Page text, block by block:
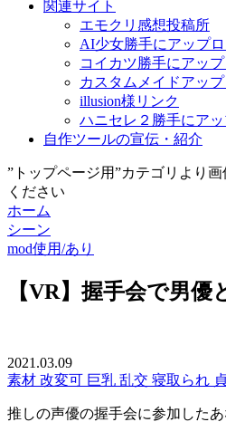
関連サイト
エモクリ感想投稿所
AI少女勝手にアップ
コイカツ勝手にアッ
カスタムメイドアッ
illusion様リンク
ハニセレ２勝手にア
自作ツールの宣伝・紹介
”トップページ用”カテゴリより
ください
ホーム
シーン
mod使用/あり
【VR】握手会で男
2021.03.09
素材 改変可 巨乳 乱交 寝取られ
推しの声優の握手会に参加した